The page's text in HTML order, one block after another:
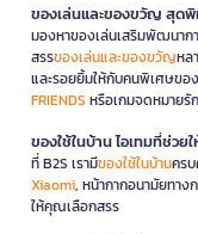
ของเล่นและของขวัญ สุด
มองหาของเล่นเสริมพัฒนาก
สรรของเล่นและของขวัญหล
และรอยยิ้มให้กับคนพิเศษขอ
FRIENDS หรือเกมจดหมายรัก
ของใช้ในบ้าน ไอเทมที่ช่ว
ที่ B2S เรามีของใช้ในบ้านครบ
Xiaomi, หน้ากากอนามัยทาง
ให้คุณเลือกสรร